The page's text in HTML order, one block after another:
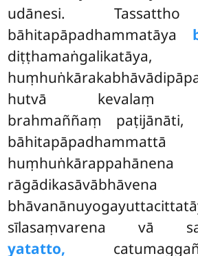
udānesi.
bāhitapāpadhammatāya
diṭṭhamaṅgalikatāya,
hutvā kevalaṃ
brahmaññaṃ paṭijānāti,
bāhitapāpadhammattā
huṃhuṅkārappahānena
sīlasaṃvarena vā
yatatto,